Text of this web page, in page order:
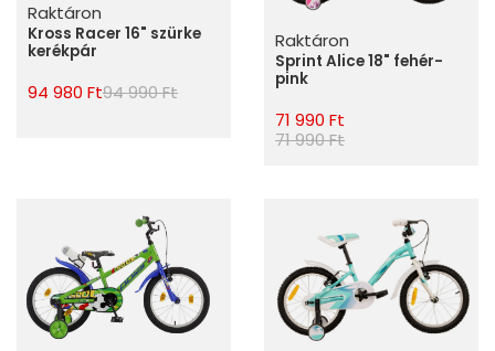
Raktáron
Kross Racer 16" szürke
kerékpár
94 980 Ft94 990 Ft
Raktáron
Sprint Alice 18" fehér-
pink
71 990 Ft
71 990 Ft